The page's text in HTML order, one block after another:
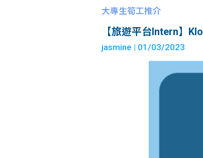
大專生筍工推介
【旅遊平台Intern】
jasmine | 01/03/2023